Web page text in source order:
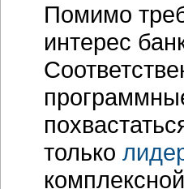
Помимо
интерес
только